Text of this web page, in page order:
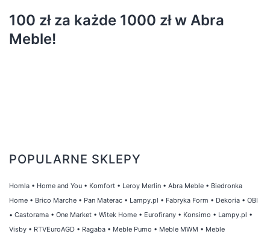
100 zł za każde 1000 zł w Abra
Meble!
POPULARNE SKLEPY
Homla • Home and You • Komfort • Leroy Merlin • Abra Meble • Biedronka
Home • Brico Marche • Pan Materac • Lampy.pl • Fabryka Form • Dekoria • OBI
• Castorama • One Market • Witek Home • Eurofirany • Konsimo • Lampy.pl •
Visby • RTVEuroAGD • Ragaba • Meble Pumo • Meble MWM • Meble